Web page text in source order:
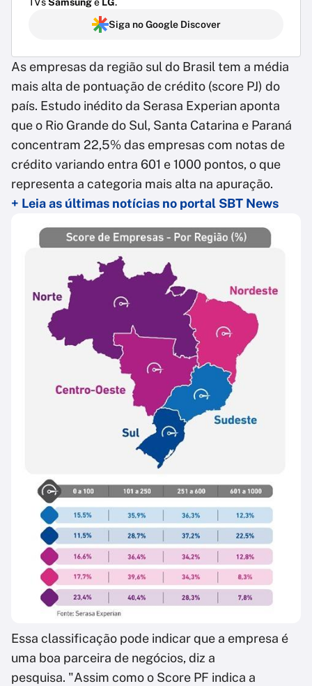
TVsSamsunge LG.
Siga no Google Discover
As empresas da região sul do Brasil tem a média
mais alta de pontuação de crédito (score PJ) do
país. Estudo inédito da Serasa Experian aponta
que o Rio Grande do Sul, Santa Catarina e Paraná
concentram 22,5% das empresas com notas de
crédito variando entra 601 e 1000 pontos, o que
representa a categoria mais alta na apuração.
+ Leia as últimas notícias no portal SBT News
Essa classificação pode indicar que a empresa é
uma boa parceira de negócios, diz a
pesquisa. "Assim como o Score PF indica a